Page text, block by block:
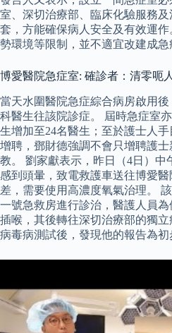
室、深切治療部、臨床化驗服務
套，方能確保病人安全及有效運
勢環境等限制，並不適宜改建成急
博愛醫院急症室: 確診者：清零
當天水圍醫院急症綜合病房啟用
科醫生往該院診症。 屆時急症室
生增加至24名醫生；至於護士人
增聘，鄧財德強調不會只增聘護
教。 劉家獻表示，昨日（4日）中
感到頭暈，致電救護車送往博愛
差，需要使用高濃度氧氣治理。
一號急救房進行診治，醫護人員
插喉，其後轉往深切治療部的獨
病毒病測試後，發現他的報告為初